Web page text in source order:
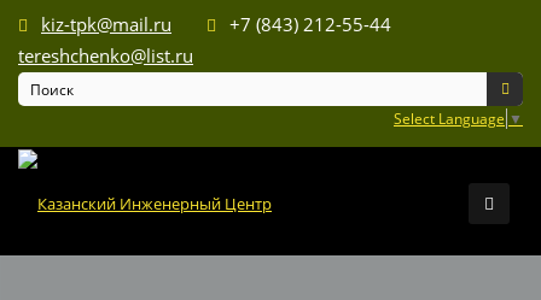
kiz-tpk@mail.ru
tereshchenko@list.ru
+7 (843) 212-55-44
Select Language ▼